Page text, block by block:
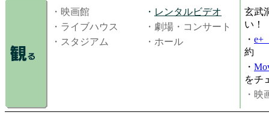
・映画館 ・ レンタルビデオ
・ライブハウス
・劇場・コンサート
・スタジアム
・ホール
玄武
い！
・ e+
約
・
をチ
・映